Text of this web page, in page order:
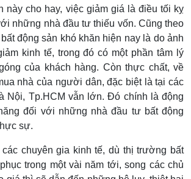
này cho hay, việc giảm giá là điều tối kỵ
những nhà đầu tư thiếu vốn. Cũng theo
động sản khó khăn hiện nay là do ảnh
kinh tế, trong đó có một phần tâm lý
của khách hàng. Còn thực chất, về
nhà của người dân, đặc biệt là tại các
Nội, Tp.HCM vẫn lớn. Đó chính là động
đối với những nhà đầu tư bất động
sự.
chuyên gia kinh tế, dù thị trường bất
trong một vài năm tới, song các chủ